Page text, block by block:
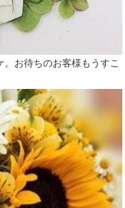
お待ちのお客様もうすこ